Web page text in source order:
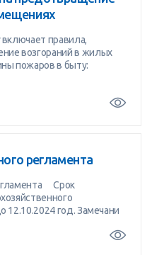
правила,
возгораний в жилых
пожаров в быту:
регламента
Срок
12.10.2024 год. Замечани